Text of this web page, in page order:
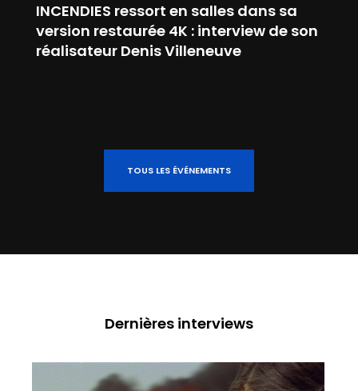
INCENDIES ressort en salles dans sa
version restaurée 4K : interview de son
réalisateur Denis Villeneuve
TOUS LES ÉVÉNEMENTS
Dernières interviews